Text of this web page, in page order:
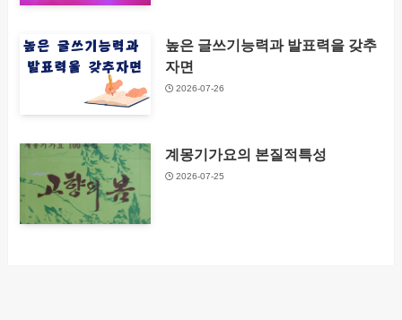
높은 글쓰기능력과 발표력을 갖추
자면
2026-07-26
계몽기가요의 본질적특성
2026-07-25